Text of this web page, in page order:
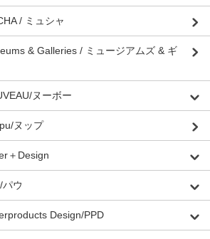
/ ミュシャ
& Galleries / ミュージアムズ & ギ
ヌーボー
ヌップ
＋Design
ウ
Design/PPD